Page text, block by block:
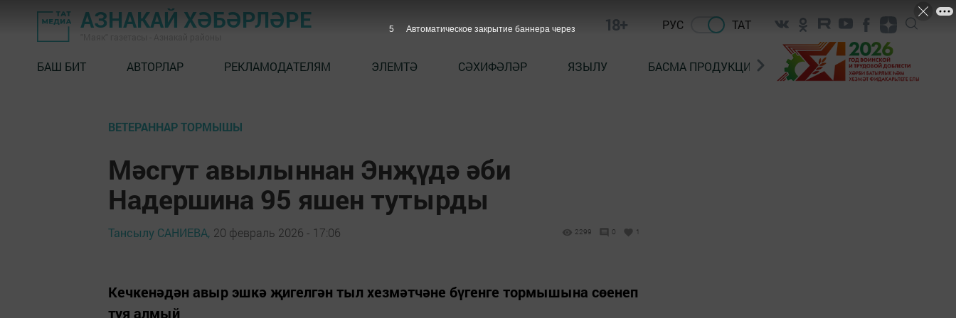
АЗНАКАЙ ХӘБӘРЛӘРЕ 18+ РУС ТАТ
БАШ БИТ АВТОРЛАР РЕКЛАМОДАТЕЛЯМ ЭЛЕМТӘ СӘХИФӘЛӘР ЯЗЫЛУ БАСМА ПРОДУКЦИЯ САТУ «ГӨЛСТАН»
ВЕТЕРАННАР ТОРМЫШЫ
Мәсгут авылыннан Энҗүдә әби
Надершина 95 яшен тутырды
Тансылу САНИЕВА, 20 февраль 2026 - 17:06 2299 0 1
Кечкенәдән авыр эшкә җигелгән тыл хезмәтчәне бүгенге тормышына сөенеп
туя алмый
4 Автоматическое закрытие баннера через